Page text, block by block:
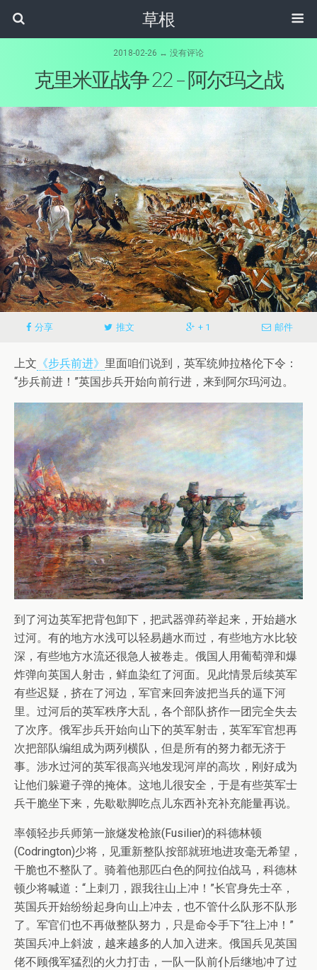
草根
2018-02-26 ↔ 没有评论
克里米亚战争 22 – 阿尔玛之战
分享 推文 + 1 邮件
上文 《步兵前进》 里面咱们说到，英军统帅拉格伦下令：
“步兵前进！”英国步兵开始向前行进，来到阿尔玛河边。
到了河边英军把背包卸下，把武器弹药举起来，开始趟水
过河。有的地方水浅可以轻易趟水而过，有些地方水比较
深，有些地方水流还很急人被卷走。俄国人用葡萄弹和爆
炸弹向英国人射击，鲜血染红了河面。见此情景后续英军
有些迟疑，挤在了河边，军官来回奔波把当兵的逼下河
里。过河后的英军秩序大乱，各个部队挤作一团完全失去
了次序。俄军步兵开始向山下的英军射击，英军军官想再
次把部队编组成为两列横队，但是所有的努力都无济于
事。涉水过河的英军很高兴地发现河岸的高坎，刚好成为
让他们躲避子弹的掩体。这地儿很安全，于是有些英军士
兵干脆坐下来，先歇歇脚吃点儿东西补充补充能量再说。
率领轻步兵师第一旅燧发枪旅(Fusilier)的科德林顿
(Codrington)少将，见重新整队按部就班地进攻毫无希望，
干脆也不整队了。骑着他那匹白色的阿拉伯战马，科德林
顿少将喊道：“上刺刀，跟我往山上冲！”长官身先士卒，
英国兵开始纷纷起身向山上冲去，也不管什么队形不队形
了。军官们也不再做整队努力，只是命令手下“往上冲！”
英国兵冲上斜波，越来越多的人加入进来。俄国兵见英国
佬不顾俄军猛烈的火力打击，一队一队前仆后继地冲了过